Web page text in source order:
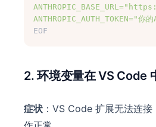
ANTHROPIC_AUTH_TOKEN="你
EOF
2. 环境变量在 VS Code
症状 ：VS Code 扩展无法连